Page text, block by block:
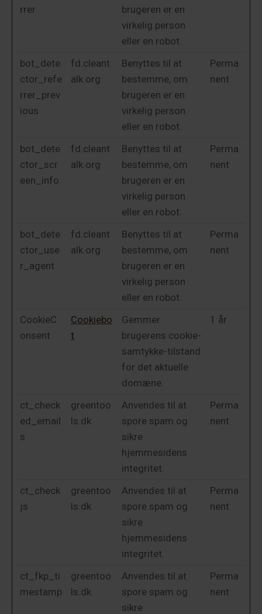
rrer
brugeren er en
virkelig person
eller en robot.
bot_dete
ctor_refe
rrer_prev
ious
fd.cleant
alk.org
Benyttes til at
bestemme, om
brugeren er en
virkelig person
eller en robot.
Perma
nent
bot_dete
ctor_scr
een_info
fd.cleant
alk.org
Benyttes til at
bestemme, om
brugeren er en
virkelig person
eller en robot.
Perma
nent
bot_dete
ctor_use
r_agent
fd.cleant
alk.org
Benyttes til at
bestemme, om
brugeren er en
virkelig person
eller en robot.
Perma
nent
CookieC
onsent
Cookiebo
t
Gemmer
brugerens cookie-
samtykke-tilstand
for det aktuelle
domæne.
1 år
ct_check
ed_email
s
greentoo
ls.dk
Anvendes til at
spore spam og
sikre
hjemmesidens
integritet.
Perma
nent
ct_check
js
greentoo
ls.dk
Anvendes til at
spore spam og
sikre
hjemmesidens
integritet.
Perma
nent
ct_fkp_ti
mestamp
greentoo
ls.dk
Anvendes til at
spore spam og
sikre
Perma
nent